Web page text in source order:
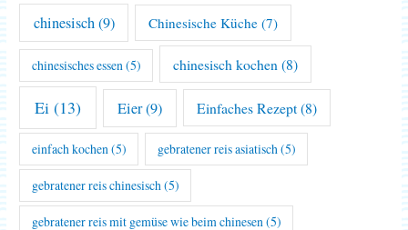
chinesisch(9) Chinesische Küche (7)
chinesisches essen(5) chinesisch kochen (8)
Ei (13) Eier(9) Einfaches Rezept(8)
einfach kochen(5) gebratener reis asiatisch(5)
gebratener reis chinesisch (5)
gebratener reis mit gemüse wie beim chinesen (5)